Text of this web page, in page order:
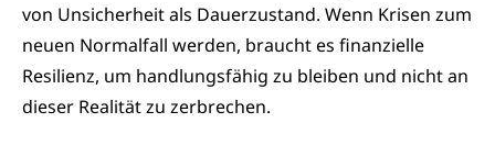
von Unsicherheit als Dauerzustand. Wenn Krisen zum
neuen Normalfall werden, braucht es finanzielle
Resilienz, um handlungsfähig zu bleiben und nicht an
dieser Realität zu zerbrechen.